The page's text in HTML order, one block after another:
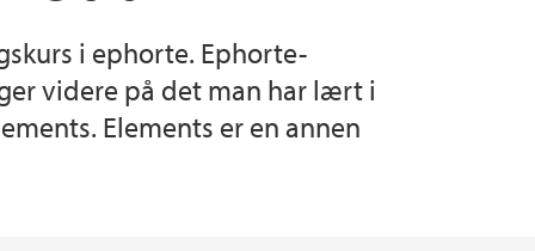
i ephorte. Ephorte-
videre på det man har lært i
Elements er en annen